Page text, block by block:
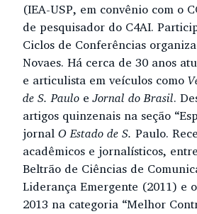
(IEA-USP, em convênio com o
de pesquisador do C4AI.
Ciclos de Conferências
Novaes. Há cerca de 30 anos
e articulista em veículos como
de S. Paulo eJornal do Brasil.
artigos quinzenais na seção
jornal O Estado de S. Paulo.
acadêmicos e jornalísticos,
Beltrão de Ciências de
Liderança Emergente (2011) e
2013 na categoria “Melhor